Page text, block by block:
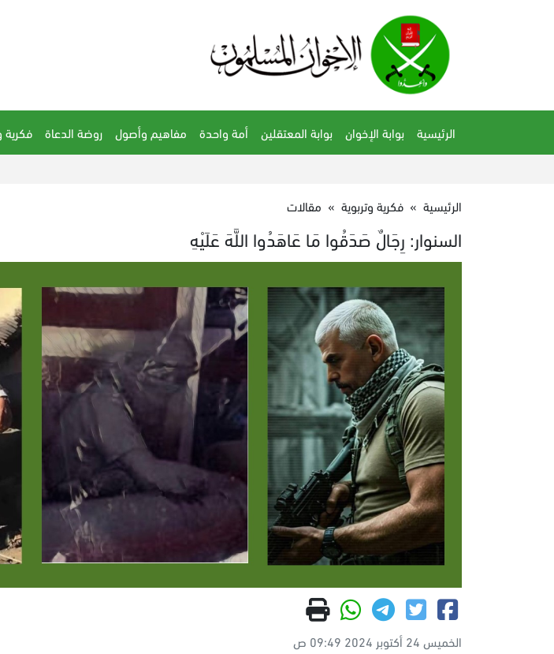
الرئيسية بوابة الإخوان بوابة المعتقلين أمة واحدة مفاهيم وأصول روضة الدعاة فكرية
الرئيسية » فكرية وتربوية » مقالات
السنوار: رِجَالٌ صَدَقُوا مَا عَاهَدُوا اللَّهَ عَلَيْهِ
الخميس 24 أكتوبر 2024 09:49 ص